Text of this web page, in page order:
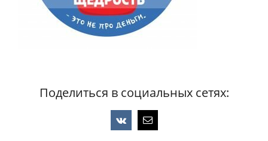
Поделиться в социальных сетях:
Vk Email